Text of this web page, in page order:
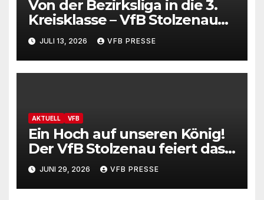
Von der Bezirksliga in die 3.
Kreisklasse – VfB Stolzenau
präsentiert Neuzugänge
JULI 13, 2026 VFB PRESSE
AKTUELL VFB
Ein Hoch auf unseren König!
Der VfB Stolzenau feiert das
Schützenfest 2026
JUNI 29, 2026 VFB PRESSE